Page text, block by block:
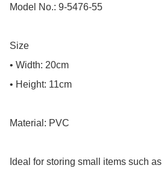
Model No.: 9-5476-55
Size
• Width: 20cm
• Height: 11cm
Material: PVC
Ideal for storing small items such